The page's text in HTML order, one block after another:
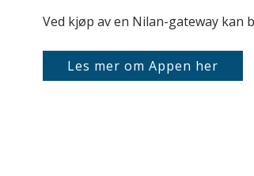
Ved kjøp av en Nilan-gateway
Les mer om Appen her